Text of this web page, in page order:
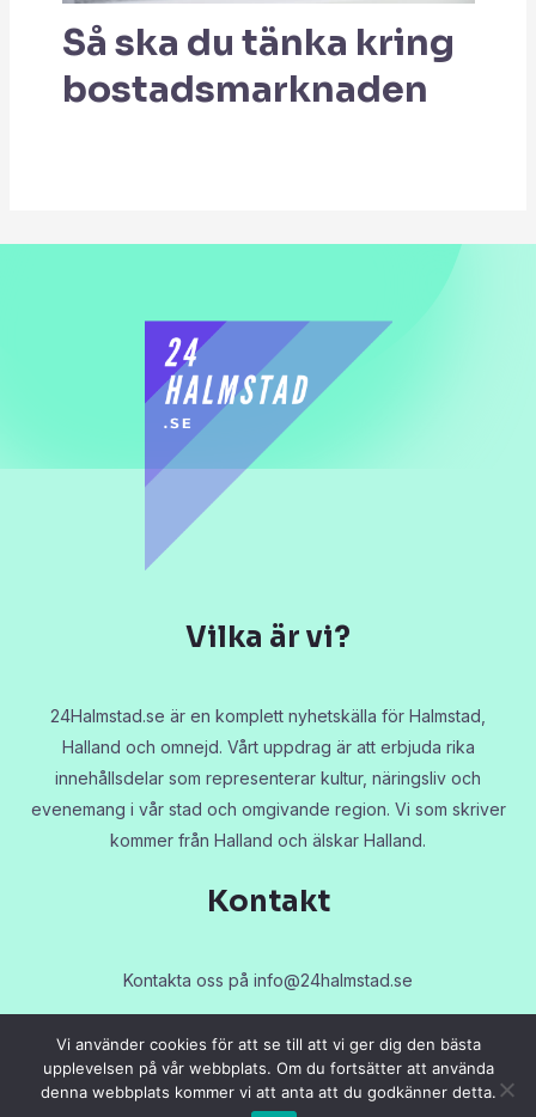
Så ska du tänka kring
bostadsmarknaden
Vilka är vi?
24Halmstad.se är en komplett nyhetskälla för Halmstad,
Halland och omnejd. Vårt uppdrag är att erbjuda rika
innehållsdelar som representerar kultur, näringsliv och
evenemang i vår stad och omgivande region. Vi som skriver
kommer från Halland och älskar Halland.
Kontakt
Kontakta oss på info@24halmstad.se
Copyright © 2026 24halmstad.se
Vi använder cookies för att se till att vi ger dig den bästa
upplevelsen på vår webbplats. Om du fortsätter att använda
denna webbplats kommer vi att anta att du godkänner detta.